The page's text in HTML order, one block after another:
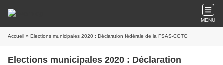
MENU
Accueil » Elections municipales 2020 : Déclaration fédérale de la FSAS-CGTG
Elections municipales 2020 : Déclaration